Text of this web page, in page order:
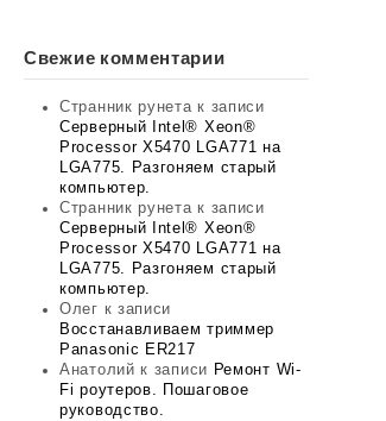
Свежие комментарии
Странник рунетак записи
Серверный Intel® Xeon®
Processor X5470 LGA771 на
LGA775. Разгоняем старый
компьютер.
Странник рунетак записи
Серверный Intel® Xeon®
Processor X5470 LGA771 на
LGA775. Разгоняем старый
компьютер.
Олег к записи
Восстанавливаем триммер
Panasonic ER217
Анатолий к записи Ремонт Wi-
Fi роутеров. Пошаговое
руководство.